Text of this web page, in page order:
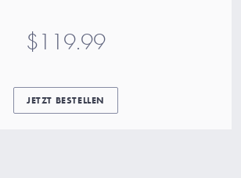
$119.99
JETZT BESTELLEN